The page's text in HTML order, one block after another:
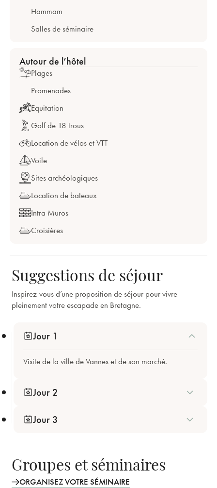
Hammam
Salles de séminaire
Autour de l’hôtel
Plages
Promenades
Equitation
Golf de 18 trous
Location de vélos et VTT
Voile
Sites archéologiques
Location de bateaux
Intra Muros
Croisières
Suggestions de séjour
Inspirez-vous d’une proposition de séjour pour vivre
pleinement votre escapade en Bretagne.
Jour 1
Visite de la ville de Vannes et de son marché.
Jour 2
Croisière en bateau sur le Golfe du Morbihan.
Jour 3
déjeuner en room-service.
Groupes et séminaires
ORGANISEZ VOTRE SÉMINAIRE